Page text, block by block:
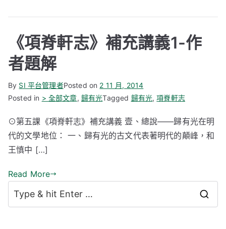
《項脊軒志》補充講義1-作
者題解
By SI 平台管理者Posted on 2 11 月, 2014
Posted in > 全部文章, 歸有光Tagged 歸有光,項脊軒志
⊙第五課《項脊軒志》補充講義 壹、總說——歸有光在明
代的文學地位： 一、歸有光的古文代表著明代的顛峰，和
王慎中 […]
Read More